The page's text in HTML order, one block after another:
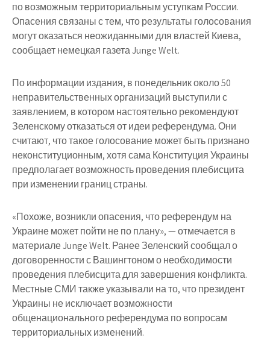
по возможным территориальным уступкам России.
Опасения связаны с тем, что результаты голосования
могут оказаться неожиданными для властей Киева,
сообщает немецкая газета Junge Welt.
По информации издания, в понедельник около 50
неправительственных организаций выступили с
заявлением, в котором настоятельно рекомендуют
Зеленскому отказаться от идеи референдума. Они
считают, что такое голосование может быть признано
неконституционным, хотя сама Конституция Украины
предполагает возможность проведения плебисцита
при изменении границ страны.
«Похоже, возникли опасения, что референдум на
Украине может пойти не по плану», — отмечается в
материале Junge Welt. Ранее Зеленский сообщал о
договоренности с Вашингтоном о необходимости
проведения плебисцита для завершения конфликта.
Местные СМИ также указывали на то, что президент
Украины не исключает возможности
общенационального референдума по вопросам
территориальных изменений.